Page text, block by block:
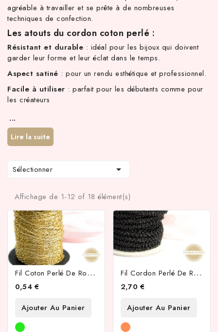
d'achat hors frais de port en France métropolitaine ! À
agréable à travailler et se prête à de nombreuses
techniques de confection.
Les atouts du cordon coton perlé :
Résistant et durable : idéal pour les bijoux qui doivent
garder leur forme et leur éclat dans le temps.
Aspect satiné : pour un rendu esthétique et professionnel.
Facile à utiliser : parfait pour les débutants comme pour
les créateurs
...
Lire la suite
Sélectionner 
Affichage de 1-12 of 18 élément(s)
F
Il Coton Perlé De Rocailles Or 2mm
0,54 €
Ajouter Au Panier
F
Il Cordon Perlé De Rocailles Noir
2,70 €
Ajouter Au Panier